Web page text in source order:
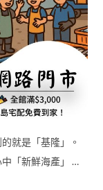
就是「基隆」。
「新鮮海產」 …